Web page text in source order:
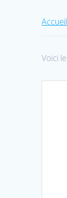
Accueil
Voici